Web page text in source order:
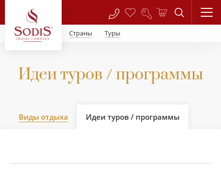
Страны Туры
Идеи туров / программы
Виды отдыха Идеи туров / программы